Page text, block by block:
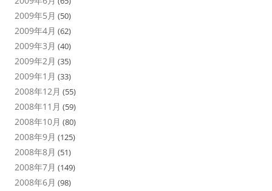
2009年5月 (50)
2009年4月 (62)
2009年3月 (40)
2009年2月 (35)
2009年1月 (33)
2008年12月 (55)
2008年11月 (59)
2008年10月 (80)
2008年9月 (125)
2008年8月 (51)
2008年7月 (149)
2008年6月 (98)